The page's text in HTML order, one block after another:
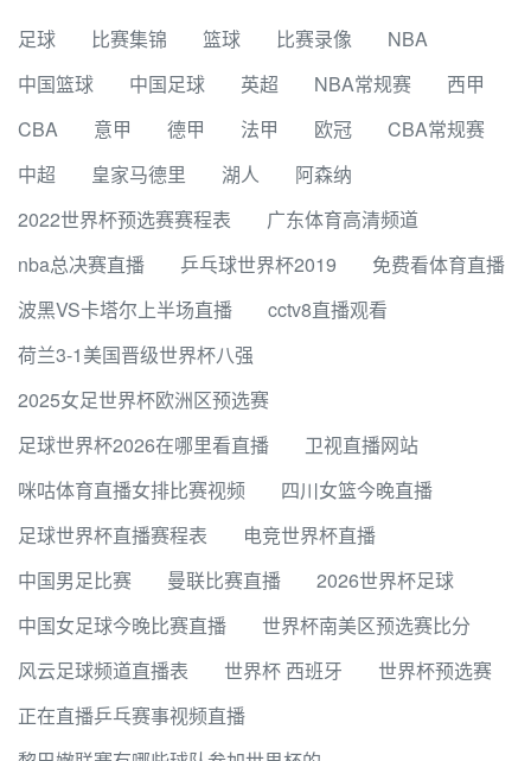
足球 比赛集锦 篮球 比赛录像
NBA
中国篮球
中国足球 英超 NBA常规赛
西甲
CBA
意甲 德甲 法甲 欧冠
CBA常规赛
中超
皇家马德里 湖人
阿森纳
2022世界杯预选赛赛程表
广东体育高清频道
nba总决赛直播
乒乓球世界杯2019
免费看体育直播
波黑VS卡塔尔上半场直播
cctv8直播观看
荷兰3-1美国晋级世界杯八强
2025女足世界杯欧洲区预选赛
足球世界杯2026在哪里看直播
卫视直播网站
咪咕体育直播女排比赛视频
四川女篮今晚直播
足球世界杯直播赛程表
‌电竞世界杯直播
中国男足比赛
曼联比赛直播
2026世界杯足球
中国女足球今晚比赛直播
世界杯南美区预选赛比分
风云足球频道直播表
世界杯 西班牙
世界杯预选赛
正在直播乒乓赛事视频直播